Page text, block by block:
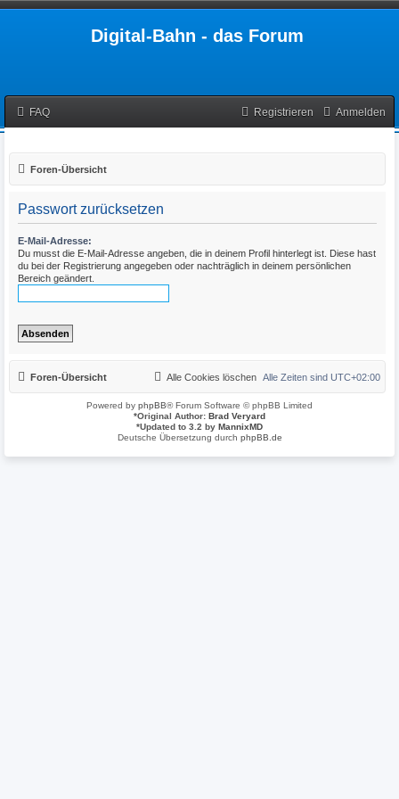
Digital-Bahn - das Forum
FAQ Anmelden
Registrieren
Foren-Übersicht
Passwort zurücksetzen
E-Mail-Adresse:
Du musst die E-Mail-Adresse angeben, die in deinem Profil hinterlegt ist. Diese hast
du bei der Registrierung angegeben oder nachträglich in deinem persönlichen
Bereich geändert.
Foren-Übersicht Alle Zeiten sind UTC+02:00
Alle Cookies löschen
Powered by phpBB® Forum Software © phpBB Limited
*Original Author: Brad Veryard
*Updated to 3.2 by MannixMD
Deutsche Übersetzung durch phpBB.de